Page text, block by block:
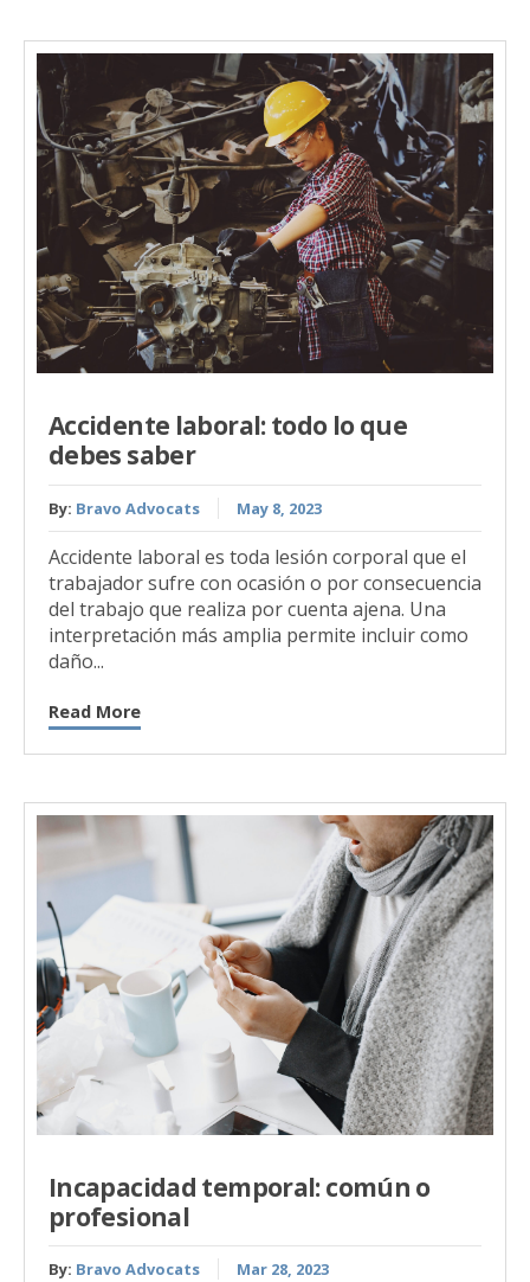
Accidente laboral: todo lo que
debes saber
By: Bravo Advocats May 8, 2023
Accidente laboral es toda lesión corporal que el
trabajador sufre con ocasión o por consecuencia
del trabajo que realiza por cuenta ajena. Una
interpretación más amplia permite incluir como
daño...
Read More
Incapacidad temporal: común o
profesional
By: Bravo Advocats Mar 28, 2023